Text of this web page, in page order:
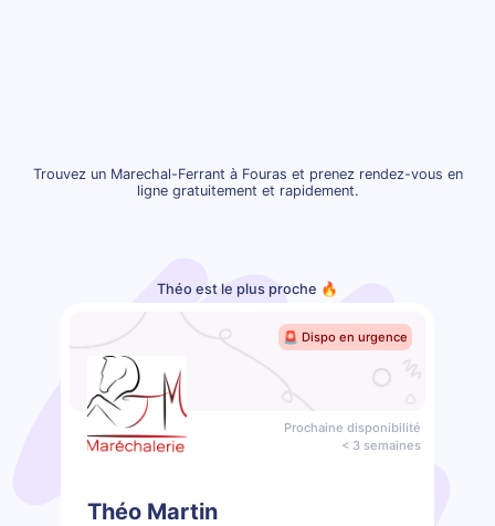
Trouvez un Marechal-Ferrant à Fouras et prenez rendez-vous en
ligne gratuitement et rapidement.
Théo est le plus proche 🔥
🚨 Dispo en urgence
Prochaine disponibilité
< 3 semaines
Théo Martin